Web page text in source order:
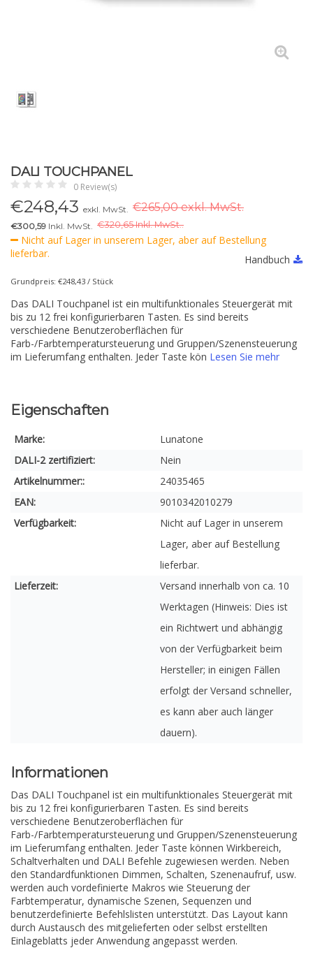
DALI TOUCHPANEL
0 Review(s)
€248,43 exkl. MwSt. €265,00 exkl. MwSt.
€300,59 Inkl. MwSt. €320,65 Inkl. MwSt..
Nicht auf Lager in unserem Lager, aber auf Bestellung
lieferbar.
Handbuch
Grundpreis: €248,43 / Stück
Das DALI Touchpanel ist ein multifunktionales Steuergerät mit
bis zu 12 frei konfigurierbaren Tasten. Es sind bereits
verschiedene Benutzeroberflächen für
Farb-/Farbtemperatursteuerung und Gruppen/Szenensteuerung
im Lieferumfang enthalten. Jeder Taste kön Lesen Sie mehr
Eigenschaften
Marke:
Lunatone
DALI-2 zertifiziert:
Nein
Artikelnummer::
24035465
EAN:
9010342010279
Verfügbarkeit:
Nicht auf Lager in unserem
Lager, aber auf Bestellung
lieferbar.
Lieferzeit:
Versand innerhalb von ca. 10
Werktagen (Hinweis: Dies ist
ein Richtwert und abhängig
von der Verfügbarkeit beim
Hersteller; in einigen Fällen
erfolgt der Versand schneller,
es kann aber auch länger
dauern).
Informationen
Das DALI Touchpanel ist ein multifunktionales Steuergerät mit
bis zu 12 frei konfigurierbaren Tasten. Es sind bereits
verschiedene Benutzeroberflächen für
Farb-/Farbtemperatursteuerung und Gruppen/Szenensteuerung
im Lieferumfang enthalten. Jeder Taste können Wirkbereich,
Schaltverhalten und DALI Befehle zugewiesen werden. Neben
den Standardfunktionen Dimmen, Schalten, Szenenaufruf, usw.
werden auch vordefinierte Makros wie Steuerung der
Farbtemperatur, dynamische Szenen, Sequenzen und
benutzerdefinierte Befehlslisten unterstützt. Das Layout kann
durch Austausch des mitgelieferten oder selbst erstellten
Einlageblatts jeder Anwendung angepasst werden.